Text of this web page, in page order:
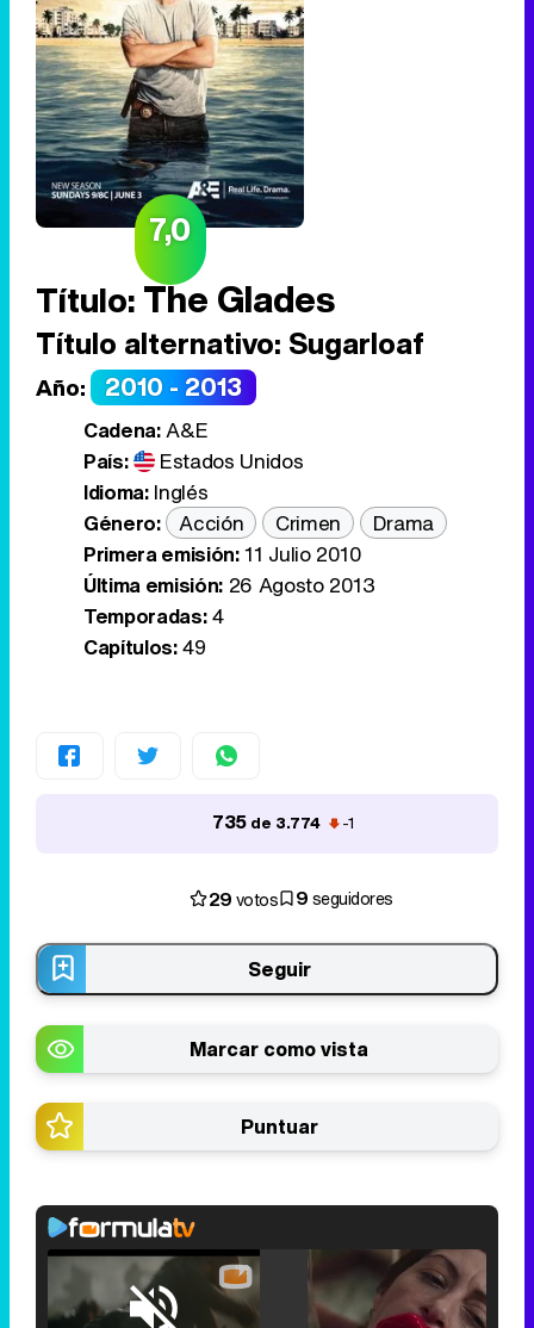
7,0
Título:The Glades
Título alternativo: Sugarloaf
Año: 2010 - 2013
Cadena:A&E
País:
Estados Unidos
Idioma: Inglés
Género:
Acción Crimen
Drama
Primera emisión:11 Julio 2010
Última emisión:26 Agosto 2013
Temporadas:4
Capítulos:49
735de 3.774 -1
29votos 9seguidores
Seguir
Marcar como vista
Puntuar
Loaded